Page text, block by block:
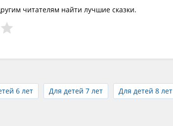
читателям найти лучшие сказки.
6 лет Для детей 7 лет Для детей 8 лет